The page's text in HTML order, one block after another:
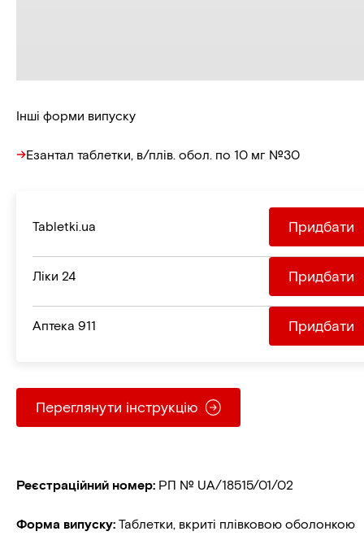
Інші форми випуску
Езантал таблетки, в/плів. обол. по 10 мг №30
Tabletki.ua Придбати
Ліки 24 Придбати
Aптека 911 Придбати
Переглянути інструкцію
Реєстраційний номер: РП № UA/18515/01/02
Форма випуску: Таблетки, вкриті плівковою оболонкою